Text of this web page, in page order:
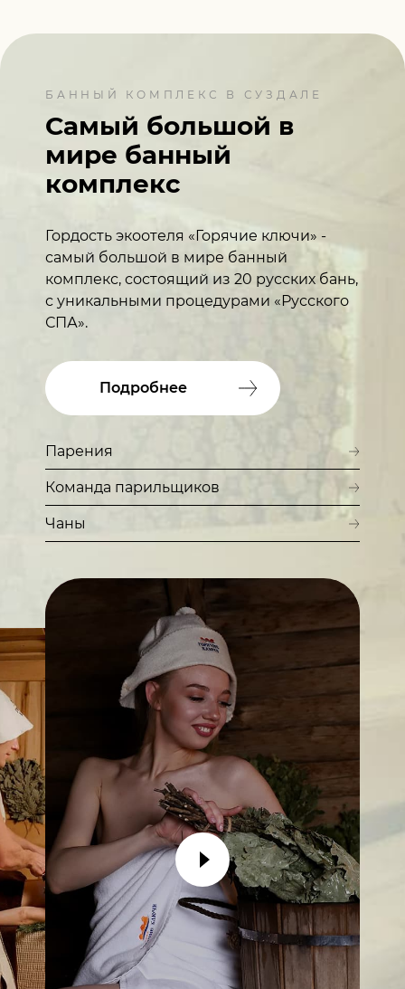
БАННЫЙ КОМПЛЕКС В СУЗДАЛЕ
Самый большой в
мире банный
комплекс
Гордость экоотеля «Горячие ключи» -
самый большой в мире банный
комплекс, состоящий из 20 русских бань,
с уникальными процедурами «Русского
СПА».
Подробнее
Парения
Команда парильщиков
Чаны